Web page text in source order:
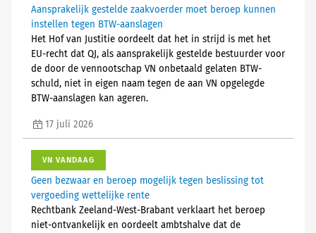
Aansprakelijk gestelde zaakvoerder moet beroep kunnen
instellen tegen BTW-aanslagen
Het Hof van Justitie oordeelt dat het in strijd is met het
EU-recht dat QJ, als aansprakelijk gestelde bestuurder voor
de door de vennootschap VN onbetaald gelaten BTW-
schuld, niet in eigen naam tegen de aan VN opgelegde
BTW-aanslagen kan ageren.
17 juli 2026
VN VANDAAG
Geen bezwaar en beroep mogelijk tegen beslissing tot
vergoeding wettelijke rente
Rechtbank Zeeland-West-Brabant verklaart het beroep
niet-ontvankelijk en oordeelt ambtshalve dat de